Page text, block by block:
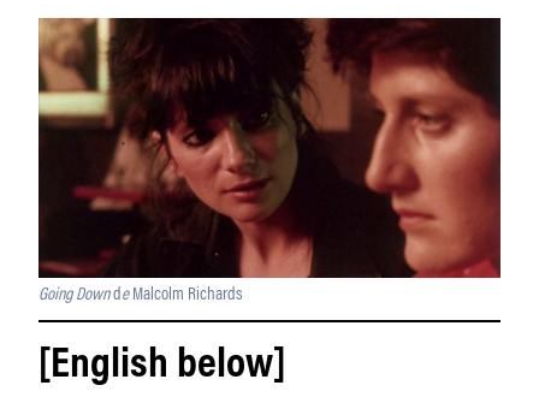
Going DowndeMalcolm Richards
[English below]